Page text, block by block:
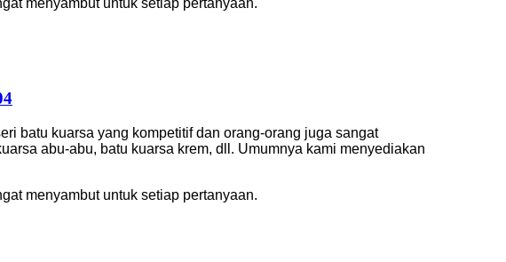
menyambut untuk setiap pertanyaan.
batu kuarsa yang kompetitif dan orang-orang juga sangat
abu-abu, batu kuarsa krem, dll. Umumnya kami menyediakan
menyambut untuk setiap pertanyaan.